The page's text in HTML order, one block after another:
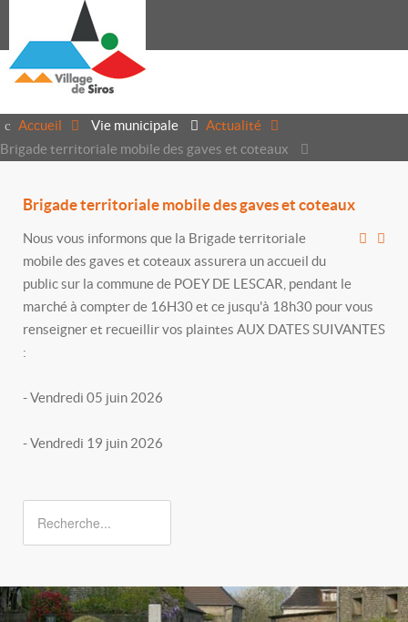
Accueil Vie municipale
Actualité
Brigade territoriale mobile des gaves et coteaux
Brigade territoriale mobile des gaves et coteaux
Nous vous informons que la Brigade territoriale
mobile des gaves et coteaux assurera un accueil du
public sur la commune de POEY DE LESCAR, pendant le
marché à compter de 16H30 et ce jusqu'à 18h30 pour vous
renseigner et recueillir vos plaintes AUX DATES SUIVANTES
:
- Vendredi 05 juin 2026
- Vendredi 19 juin 2026